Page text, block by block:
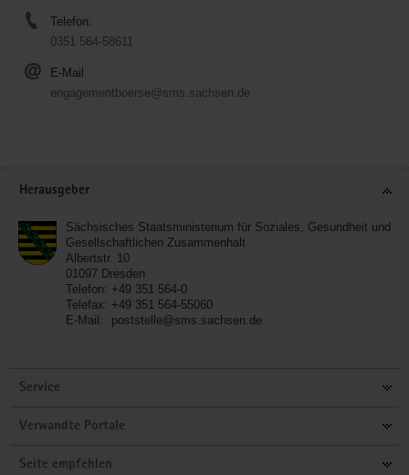
Telefon:
0351 564-58611
E-Mail
engagementboerse@sms.sachsen.de
Herausgeber
Sächsisches Staatsministerium für Soziales, Gesundheit und
Gesellschaftlichen Zusammenhalt
Albertstr. 10
01097 Dresden
Telefon: +49 351 564-0
Telefax: +49 351 564-55060
E-Mail:
poststelle@sms.sachsen.de
Service
Verwandte Portale
Seite empfehlen